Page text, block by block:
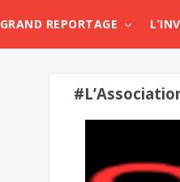
GRAND REPORTAGE